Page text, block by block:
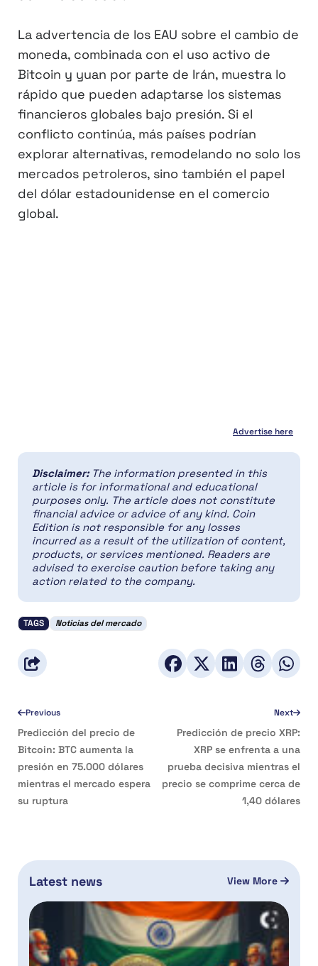
La advertencia de los EAU sobre el cambio de
moneda, combinada con el uso activo de
Bitcoin y yuan por parte de Irán, muestra lo
rápido que pueden adaptarse los sistemas
financieros globales bajo presión. Si el
conflicto continúa, más países podrían
explorar alternativas, remodelando no solo los
mercados petroleros, sino también el papel
del dólar estadounidense en el comercio
global.
Advertise here
Disclaimer: The information presented in this
article is for informational and educational
purposes only. The article does not constitute
financial advice or advice of any kind. Coin
Edition is not responsible for any losses
incurred as a result of the utilization of content,
products, or services mentioned. Readers are
advised to exercise caution before taking any
action related to the company.
TAGS Noticias del mercado
Previous
Predicción del precio de
Bitcoin: BTC aumenta la
presión en 75.000 dólares
mientras el mercado espera
su ruptura
Next
Predicción de precio XRP:
XRP se enfrenta a una
prueba decisiva mientras el
precio se comprime cerca de
1,40 dólares
Latest news View More